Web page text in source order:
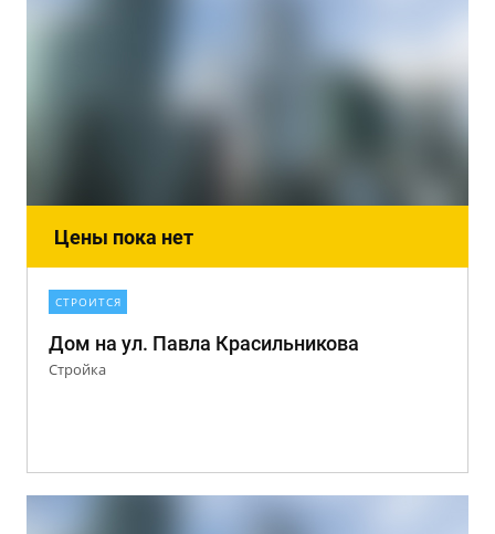
Цены пока нет
СТРОИТСЯ
Дом на ул. Павла Красильникова
Стройка